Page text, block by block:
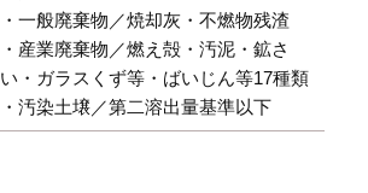
・一般廃棄物／焼却灰・不燃物残渣
・産業廃棄物／燃え殻・汚泥・鉱さ
い・ガラスくず等・ばいじん等17種類
・汚染土壌／第二溶出量基準以下